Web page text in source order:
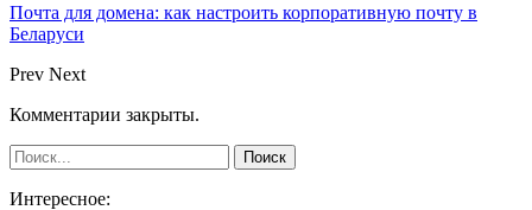
Почта для домена: как настроить корпоративную почту в
Беларуси
Prev Next
Комментарии закрыты.
Интересное: